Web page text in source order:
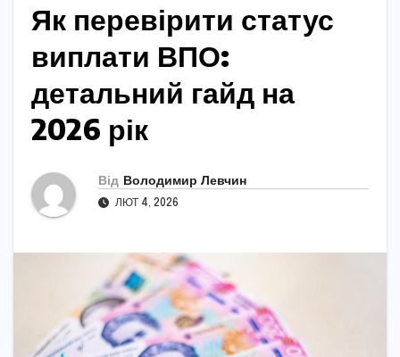
Як перевірити статус
виплати ВПО:
детальний гайд на
2026 рік
Від Володимир Левчин
ЛЮТ 4, 2026